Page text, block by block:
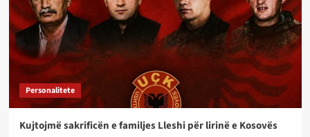
Personalitete
Kujtojmë sakrificën e familjes Lleshi për lirinë e Kosovës